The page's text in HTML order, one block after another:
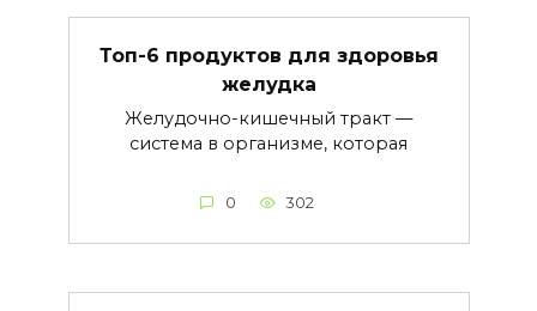
Топ-6 продуктов для здоровья
желудка
Желудочно-кишечный тракт —
система в организме, которая
0 302